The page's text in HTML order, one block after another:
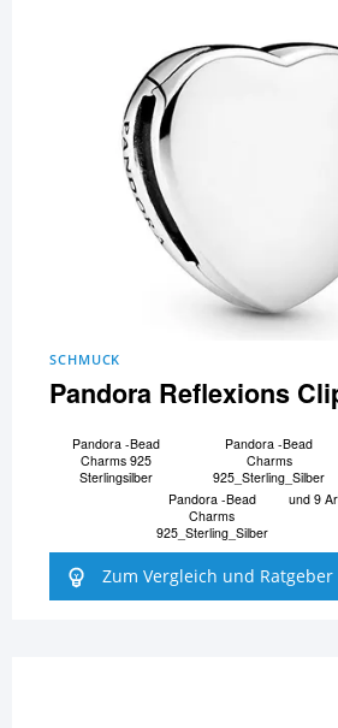
SCHMUCK
Pandora Reflexions
Pandora -Bead
Charms 925
Sterlingsilber
Pandora -Bead
Charms
925_Sterling_Silber
Pandora -Bead
Charms
925_Sterling_Silber
und 9
Zum Vergleich und Ratgeber